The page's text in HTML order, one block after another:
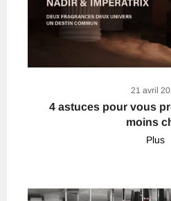
21 avril
4 astuces pour vous
moins
Plus